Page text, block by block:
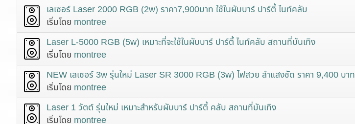
เลเซอร์ Laser 2000 RGB (2w) ราคา7,900บาท ใช้ในผับบาร์ ปาร์ตี้ ไนท์คลับ
เริ่มโดย montree
Laser L-5000 RGB (5w) เหมาะที่จะใช้ในผับบาร์ ปาร์ตี้ ไนท์คลับ สถานที่บันเทิง
เริ่มโดย montree
NEW เลเซอร์ 3w รุ่นใหม่ Laser SR 3000 RGB (3w) ไฟสวย ลำแสงชัด ราคา 9,400 บาท
เริ่มโดย montree
Laser 1 วัตต์ รุ่นใหม่ เหมาะสำหรับผับบาร์ ปาร์ตี้ คลับ สถานที่บันเทิง
เริ่มโดย montree